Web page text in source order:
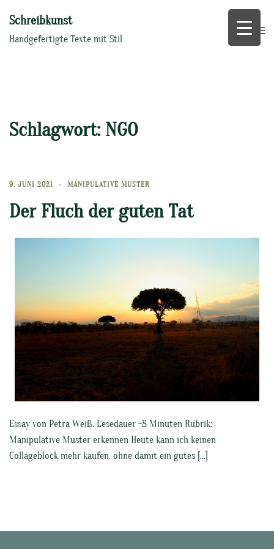
Inhalt
springen
Schreibkunst
Handgefertigte Texte mit Stil
Schlagwort: NGO
9. JUNI 2021 MANIPULATIVE MUSTER
Der Fluch der guten Tat
Essay von Petra Weiß. Lesedauer ~8 Minuten Rubrik:
Manipulative Muster erkennen Heute kann ich keinen
Collageblock mehr kaufen, ohne damit ein gutes […]